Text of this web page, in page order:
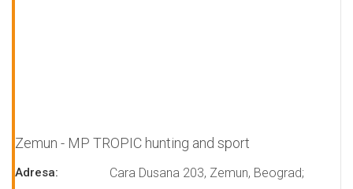
Zemun - MP TROPIC hunting and sport
Adresa: Cara Dusana 203, Zemun, Beograd;